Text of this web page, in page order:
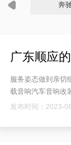
奔
广东顺应
服务姿态做到亲切
载音响汽车音响改
发布时间：2023-